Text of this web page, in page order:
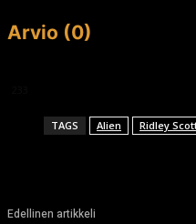
Arvio (0)
TAGS Alien Ridley
Edellinen artikkeli